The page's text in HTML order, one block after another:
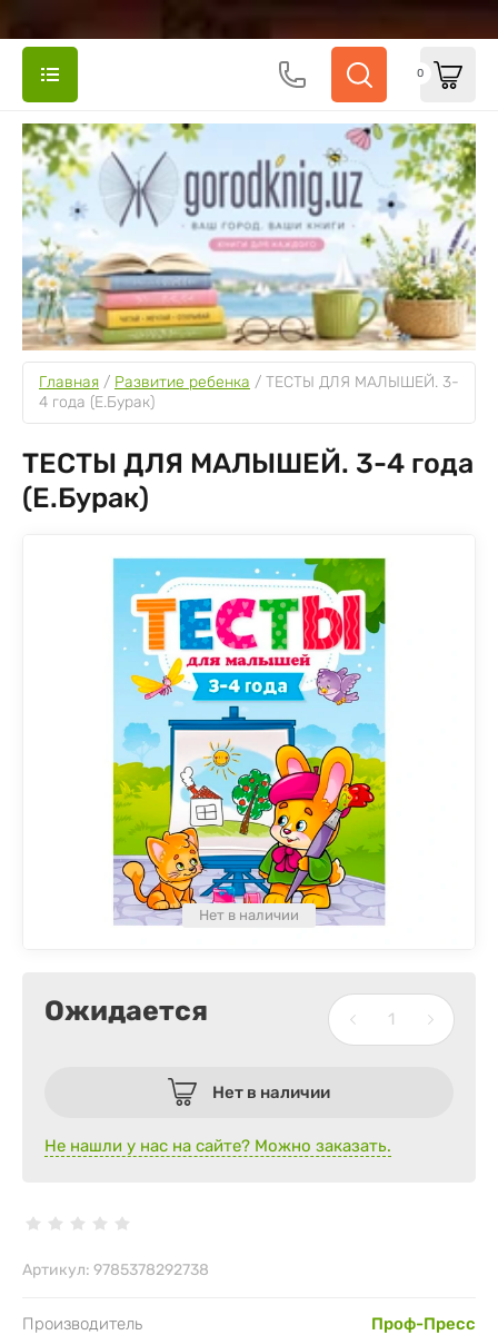
0
Главная / Развитие ребенка / ТЕСТЫ ДЛЯ МАЛЫШЕЙ. 3-
4 года (E.Бурак)
ТЕСТЫ ДЛЯ МАЛЫШЕЙ. 3-4 года
(E.Бурак)
Нет в наличии
Ожидается
Нет в наличии
Не нашли у нас на сайте? Можно заказать.
Артикул: 9785378292738
Производитель Проф-Пресс